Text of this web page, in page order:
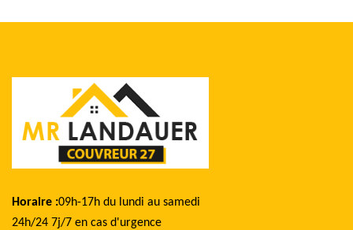
Horaire :09h-17h du lundi au samedi
24h/24 7j/7 en cas d'urgence